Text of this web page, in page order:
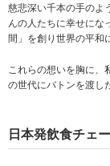
慈悲深い千本の手のよ
んの人たちに幸せにな
間」を創り世界の平和
これらの想いを胸に、
の世代にバトンを渡し
日本発飲食チェ